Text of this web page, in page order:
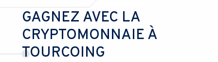
GAGNEZ AVEC LA
CRYPTOMONNAIE À
TOURCOING